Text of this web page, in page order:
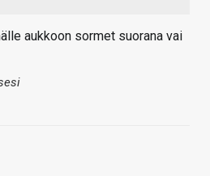
aukkoon sormet suorana vai